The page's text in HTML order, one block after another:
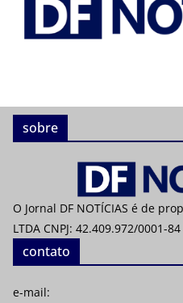
sobre
O Jornal DF NOTÍCIAS é de
LTDA CNPJ: 42.409.972/0001-84
contato
e-mail: